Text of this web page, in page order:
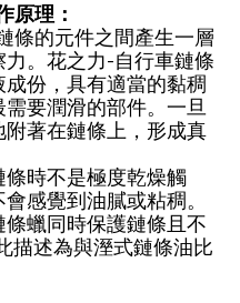
原理：
條的元件之間產生一層
。花之力-自行車鏈條
份，具有適當的黏稠
要潤滑的部件。一旦
著在鏈條上，形成真
時不是極度乾燥觸
會感覺到油膩或粘稠。
蠟同時保護鏈條且不
描述為與溼式鏈條油比